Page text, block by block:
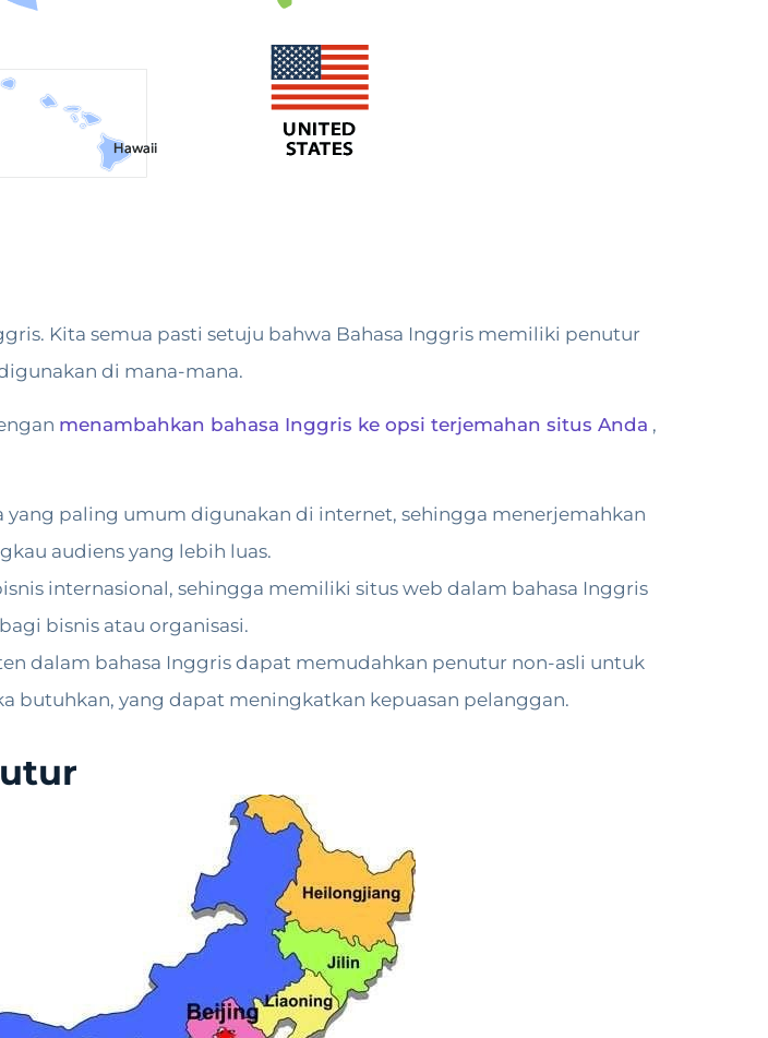
Kita semua pasti setuju bahwa Bahasa Inggris memiliki penutur
di mana-mana.
menambahkan bahasa Inggris ke opsi terjemahan situs Anda ,
yang paling umum digunakan di internet, sehingga menerjemahkan
audiens yang lebih luas.
internasional, sehingga memiliki situs web dalam bahasa Inggris
bisnis atau organisasi.
dalam bahasa Inggris dapat memudahkan penutur non-asli untuk
butuhkan, yang dapat meningkatkan kepuasan pelanggan.